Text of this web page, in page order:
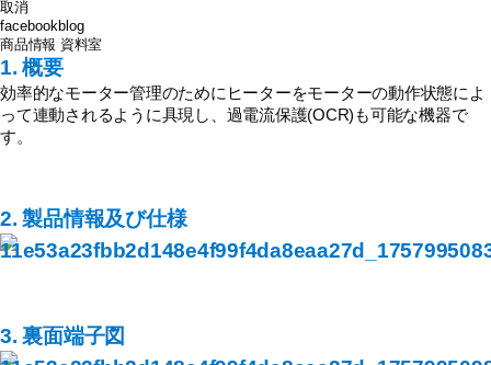
取消
facebookblog
商品情報 資料室
1. 概要
効率的なモーター管理のためにヒーターをモーターの動作状態によ
って連動されるように具現し、過電流保護(OCR)も可能な機器で
す。
2. 製品情報及び仕様
3. 裏面端子図